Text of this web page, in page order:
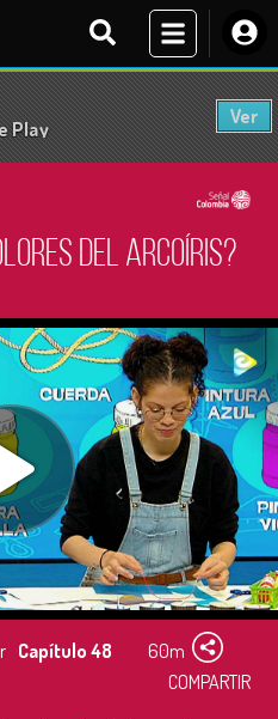
Play
Ver
del arcoíris?
Capítulo 48
60m
COMPARTIR